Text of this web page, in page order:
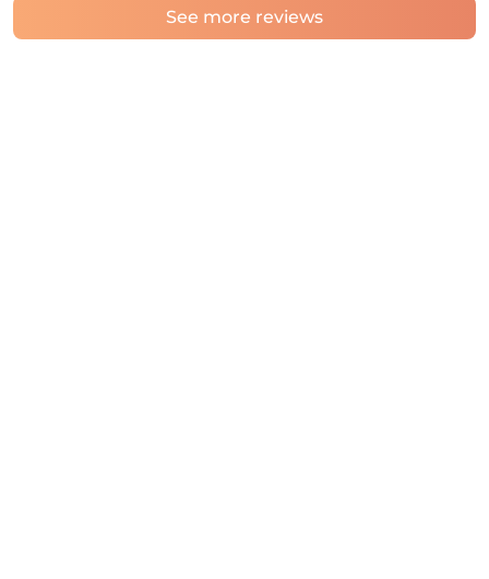
See more reviews